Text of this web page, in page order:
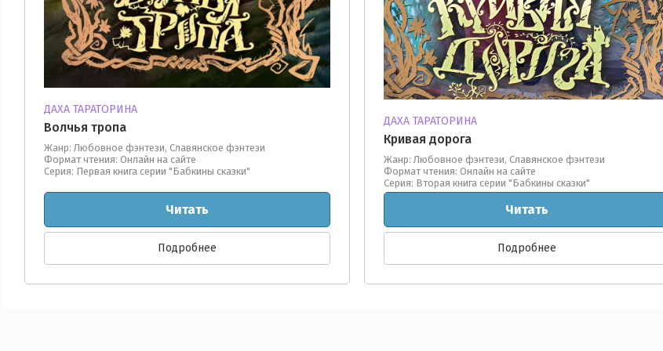
ДАХА ТАРАТОРИНА
Волчья тропа
Жанр: Любовное фэнтези, Славянское фэнтези
Формат чтения: Онлайн на сайте
Серия: Первая книга серии "Бабкины сказки"
Читать
Подробнее
ДАХА ТАРАТОРИНА
Кривая дорога
Жанр: Любовное фэнтези, Славянское фэнтези
Формат чтения: Онлайн на сайте
Серия: Вторая книга серии "Бабкины сказки"
Читать
Подробнее